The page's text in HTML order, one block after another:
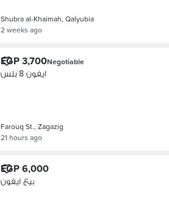
Shubra al-Khaimah, Qalyubia
2 weeks ago
EGP 3,700Negotiable
ايفون 8 بلس
Farouq St., Zagazig
21 hours ago
EGP 6,000
بيع ايفون